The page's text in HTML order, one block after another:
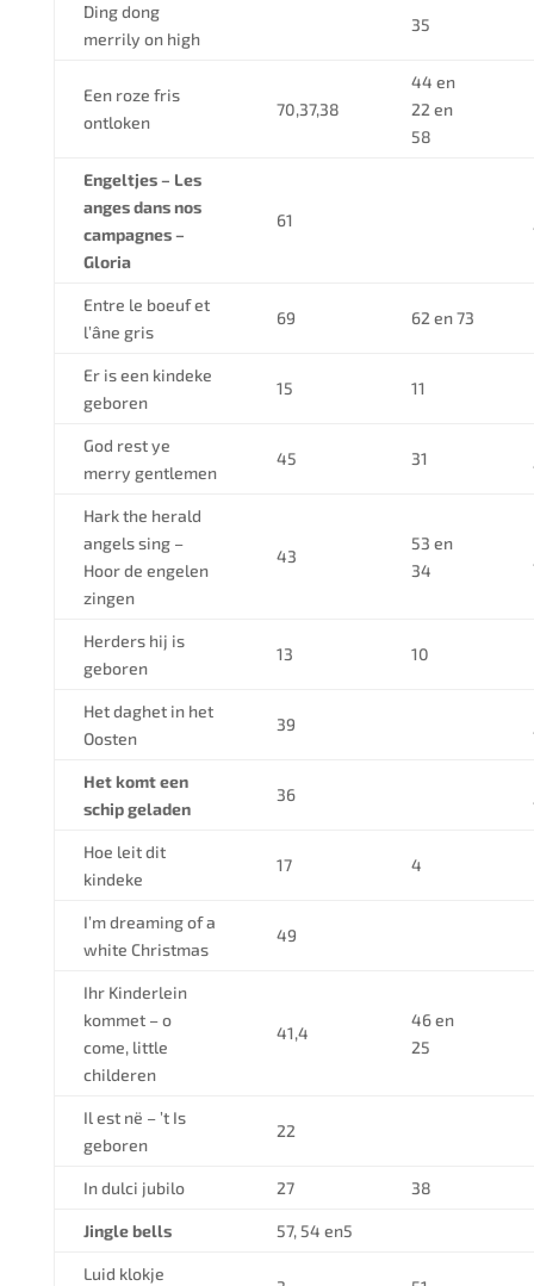
Ding dong
merrily on high
35
Een roze fris
ontloken
70,37,38
44 en
22 en
58
Engeltjes – Les
anges dans nos
campagnes –
Gloria
61
Entre le boeuf et
l’âne gris
69 62 en 73
Er is een kindeke
geboren
15 11
God rest ye
merry gentlemen
45 31
Hark the herald
angels sing –
Hoor de engelen
zingen
43
53 en
34
Herders hij is
geboren
13 10
Het daghet in het
Oosten
39
Het komt een
schip geladen
36
Hoe leit dit
kindeke
17 4
I’m dreaming of a
white Christmas
49
Ihr Kinderlein
kommet – o
come, little
childeren
41,4
46 en
25
Il est në – ’t Is
geboren
22
In dulci jubilo 27 38
Jingle bells 57, 54 en5
Luid klokje